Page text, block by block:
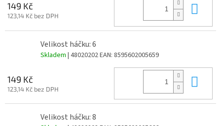
149 Kč
123,14 Kč bez DPH
Velikost háčku: 6
Skladem | 48020202EAN: 8595602005659
149 Kč
123,14 Kč bez DPH
Velikost háčku: 8